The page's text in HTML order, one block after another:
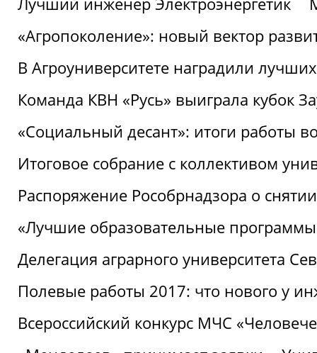
«Агропоколение»: новый вектор
В Агроуниверситете наградили
Команда КВН «Русь» выиграла кубок
«Социальный десант»: итоги работы
Итоговое собрание с коллективом
Распоряжение Рособрнадзора о
«Лучшие образовательные
Делегация аграрного университета
Полевые работы 2017: что нового у
Всероссийский конкурс МЧС